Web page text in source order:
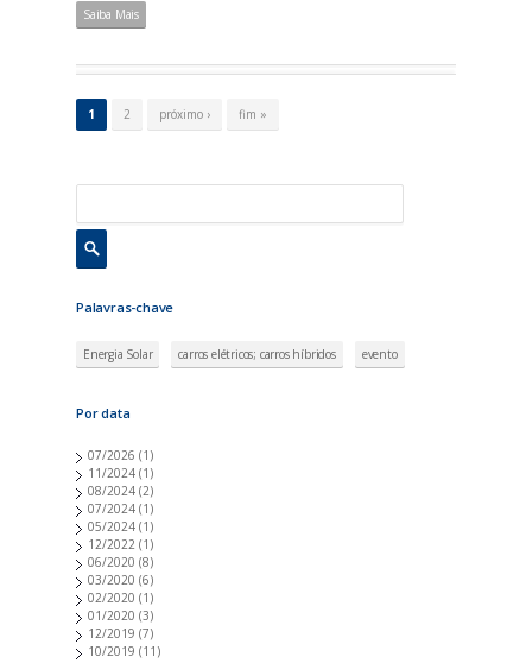
Saiba Mais
á
1 2 próximo › fim »
Palavras-chave
Energia Solar carros elétricos; carros híbridos evento
Por data
07/2026 (1)
11/2024 (1)
08/2024 (2)
07/2024 (1)
05/2024 (1)
12/2022 (1)
06/2020 (8)
03/2020 (6)
02/2020 (1)
01/2020 (3)
12/2019 (7)
10/2019 (11)